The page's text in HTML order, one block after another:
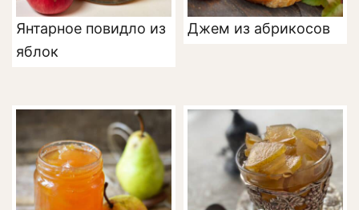
Янтарное повидло из
яблок
Джем из абрикосов